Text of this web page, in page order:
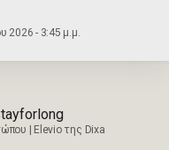
2026 - 3:45 μ.μ.
Elevio της Dixa